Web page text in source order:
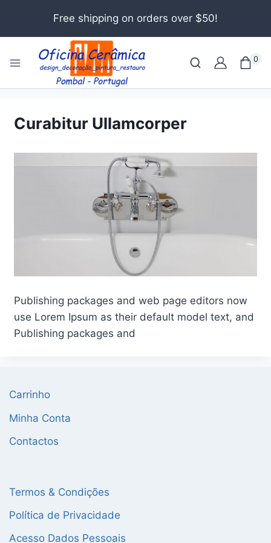
Free shipping on orders over $50!
0
Curabitur Ullamcorper
Publishing packages and web page editors now
use Lorem Ipsum as their default model text, and
Publishing packages and
Carrinho
Minha Conta
Contactos
Termos & Condições
Política de Privacidade
Acesso Dados Pessoais